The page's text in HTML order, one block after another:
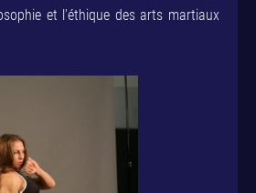
et l'éthique des arts martiaux